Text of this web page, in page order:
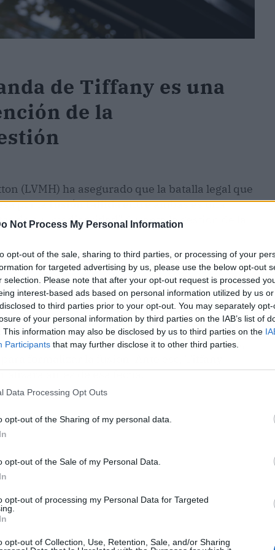
Not Process My Personal Information
opt-out of the sale, sharing to third parties, or processing of your
for targeted advertising by us, please use the below opt-out
selection. Please note that after your opt-out request is processed
interest-based ads based on personal information utilized by us
to third parties prior to your opt-out. You may separately
of your personal information by third parties on the IAB’s list of
This information may also be disclosed by us to third parties on the
Participants that may further disclose it to other third parties.
Data Processing Opt Outs
opt-out of the Sharing of my personal data.
opt-out of the Sale of my Personal Data.
opt-out of processing my Personal Data for Targeted
opt-out of Collection, Use, Retention, Sale, and/or Sharing
de Tiffany es una
de la
(LVMH) ha asegurado que la batalla legal que
por lafusión fallidaentre ambas es una
de su "mediocridad" durante la gestión de la
han hecho una serie de acusaciones públicas
Delawaresobre cuándo debería celebrarse el
que el juicio tuviera lugar en un
acuerdo siempre con la cadena de joyerías,
formalizar la fusión. Ante eso, Tiffany
antes de esa fecha.